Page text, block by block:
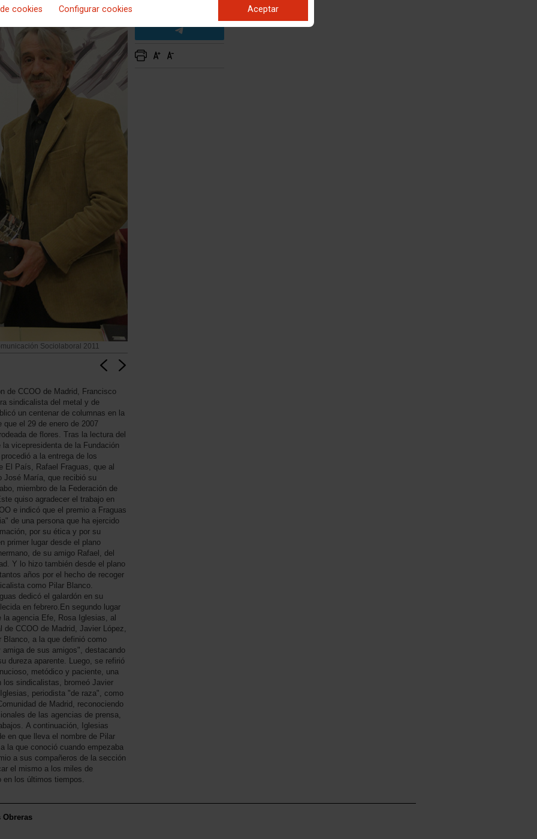
cookies Configurar cookies Aceptar
Sociolaboral 2011
de CCOO de Madrid, Francisco
sindicalista del metal y de
un centenar de columnas en la
el 29 de enero de 2007
de flores. Tras la lectura del
vicepresidenta de la Fundación
a la entrega de los
El País, Rafael Fraguas, que al
José María, que recibió su
miembro de la Federación de
quiso agradecer el trabajo en
e indicó que el premio a Fraguas
de una persona que ha ejercido
por su ética y por su
primer lugar desde el plano
de su amigo Rafael, del
Y lo hizo también desde el plano
años por el hecho de recoger
como Pilar Blanco.
dedicó el galardón en su
en febrero.En segundo lugar
agencia Efe, Rosa Iglesias, al
de CCOO de Madrid, Javier López,
Blanco, a la que definió como
de sus amigos", destacando
dureza aparente. Luego, se refirió
metódico y paciente, una
los sindicalistas, bromeó Javier
periodista "de raza", como
de Madrid, reconociendo
de las agencias de prensa,
A continuación, Iglesias
en que lleva el nombre de Pilar
la que conoció cuando empezaba
a sus compañeros de la sección
el mismo a los miles de
en los últimos tiempos.
Obreras